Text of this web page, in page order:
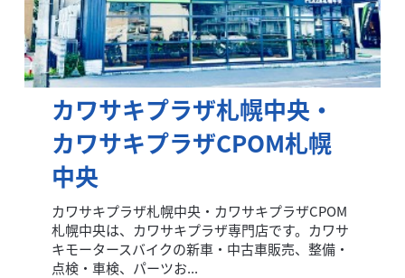
カワサキプラザ札幌中央・
カワサキプラザCPOM札幌
中央
カワサキプラザ札幌中央・カワサキプラザCPOM
札幌中央は、カワサキプラザ専門店です。カワサ
キモータースバイクの新車・中古車販売、整備・
点検・車検、パーツお...